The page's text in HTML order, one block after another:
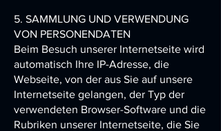
5. SAMMLUNG UND VERWENDUNG
VON PERSONENDATEN
Beim Besuch unserer Internetseite wird
automatisch Ihre IP-Adresse, die
Webseite, von der aus Sie auf unsere
Internetseite gelangen, der Typ der
verwendeten Browser-Software und die
Rubriken unserer Internetseite, die Sie